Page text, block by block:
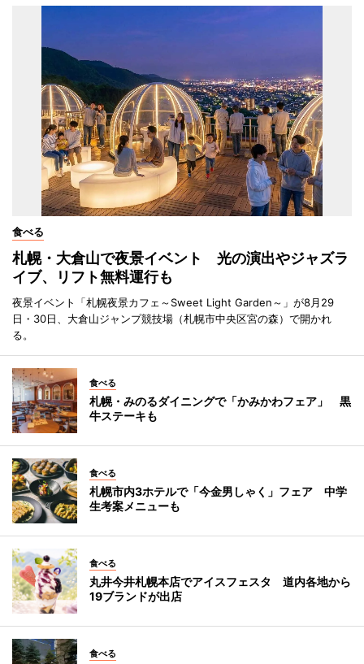
食べる
札幌・大倉山で夜景イベント 光の演出やジャズラ
イブ、リフト無料運行も
夜景イベント「札幌夜景カフェ～Sweet Light Garden～」が8月29
日・30日、大倉山ジャンプ競技場（札幌市中央区宮の森）で開かれ
る。
食べる
札幌・みのるダイニングで「かみかわフェア」 黒
牛ステーキも
食べる
札幌市内3ホテルで「今金男しゃく」フェア 中学
生考案メニューも
食べる
丸井今井札幌本店でアイスフェスタ 道内各地から
19ブランドが出店
食べる